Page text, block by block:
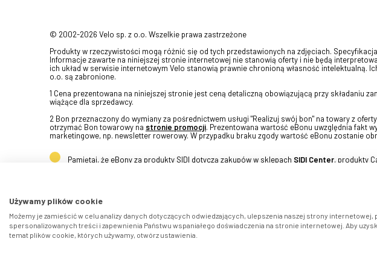
© 2002-2026 Velo sp. z o.o. Wszelkie prawa zastrzeżone
Produkty w rzeczywistości mogą różnić się od tych przedstawionych na zdjęciach.
Informacje zawarte na niniejszej stronie internetowej nie stanowią oferty i nie będą
ich układ w serwisie internetowym Velo stanowią prawnie chronioną własność
o.o. są zabronione.
1 Cena prezentowana na niniejszej stronie jest ceną detaliczną obowiązującą przy składaniu
wiążące dla sprzedawcy.
2 Bon przeznaczony do wymiany za pośrednictwem usługi "Realizuj swój bon" na towary z
otrzymać Bon towarowy na stronie promocji. Prezentowana wartość eBonu uwzględnia fakt
marketingowe, np. newsletter rowerowy. W przypadku braku zgody wartość eBonu zostanie
Pamiętaj, że eBony za produkty SIDI dotyczą zakupów w sklepach SIDI Center, produkty
Używamy plików cookie
Możemy je zamieścić w celu analizy danych dotyczących odwiedzających, ulepszenia naszej strony internetowej,
spersonalizowanych treści i zapewnienia Państwu wspaniałego doświadczenia na stronie internetowej. Aby
temat plików cookie, których używamy, otwórz ustawienia.